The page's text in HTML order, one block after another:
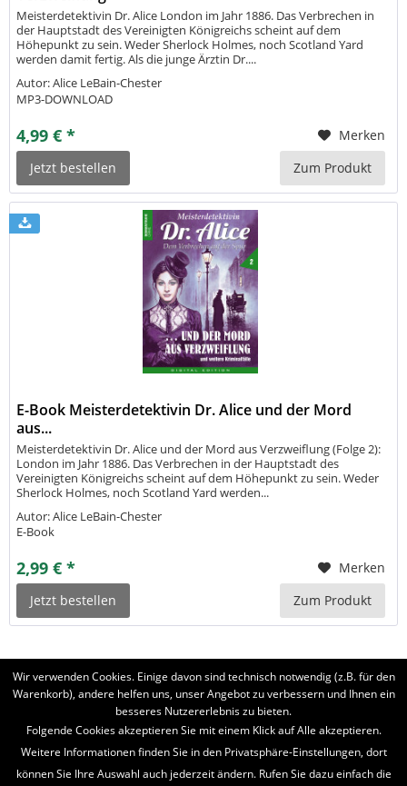
Meisterdetektivin Dr. Alice London im Jahr 1886. Das Verbrechen in
der Hauptstadt des Vereinigten Königreichs scheint auf dem
Höhepunkt zu sein. Weder Sherlock Holmes, noch Scotland Yard
werden damit fertig. Als die junge Ärztin Dr....
Autor: Alice LeBain-Chester
MP3-DOWNLOAD
4,99 € *
Merken
Jetzt bestellen
Zum Produkt
E-Book Meisterdetektivin Dr. Alice und der Mord
aus...
Meisterdetektivin Dr. Alice und der Mord aus Verzweiflung (Folge 2):
London im Jahr 1886. Das Verbrechen in der Hauptstadt des
Vereinigten Königreichs scheint auf dem Höhepunkt zu sein. Weder
Sherlock Holmes, noch Scotland Yard werden...
Autor: Alice LeBain-Chester
E-Book
2,99 € *
Merken
Jetzt bestellen
Zum Produkt
BELIEBTE SERIEN
UNSER SHOP
Wir verwenden Cookies. Einige davon sind technisch notwendig (z.B. für den
Warenkorb), andere helfen uns, unser Angebot zu verbessern und Ihnen ein
besseres Nutzererlebnis zu bieten.
Folgende Cookies akzeptieren Sie mit einem Klick auf Alle akzeptieren.
Weitere Informationen finden Sie in den Privatsphäre-Einstellungen, dort
können Sie Ihre Auswahl auch jederzeit ändern. Rufen Sie dazu einfach die